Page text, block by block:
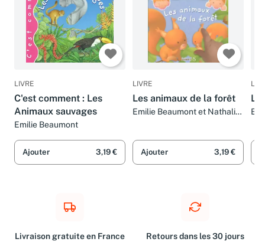
LIVRE
C'est comment : Les
Animaux sauvages
Emilie Beaumont
Ajouter 3,19 €
LIVRE
Les animaux de la forêt
Emilie Beaumont et Nathalie
Ajouter 3,19 €
Livraison gratuite en France
Retours dans les 30 jours